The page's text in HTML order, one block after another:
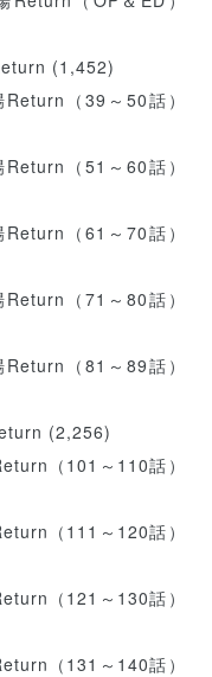
(1,452)
（39～50話）
（51～60話）
（61～70話）
（71～80話）
（81～89話）
(2,256)
（101～110話）
（111～120話）
（121～130話）
（131～140話）